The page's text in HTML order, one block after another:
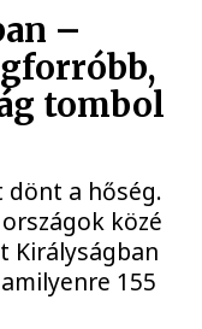
–
tombol
a hőség.
közé
Királyságban
155